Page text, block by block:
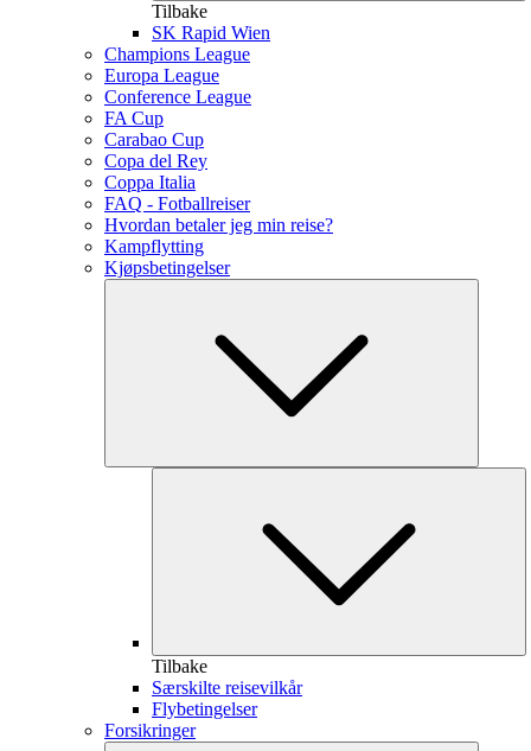
Tilbake
SK Rapid Wien
Champions League
Europa League
Conference League
FA Cup
Carabao Cup
Copa del Rey
Coppa Italia
FAQ - Fotballreiser
Hvordan betaler jeg min reise?
Kampflytting
Kjøpsbetingelser
Tilbake
Særskilte reisevilkår
Flybetingelser
Forsikringer